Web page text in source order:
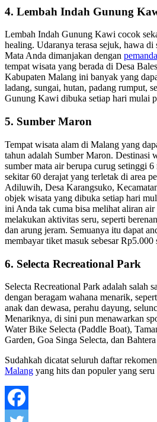
4. Lembah Indah Gunung
Lembah Indah Gunung Kawi cocok
healing. Udaranya terasa sejuk, hawa
Mata Anda dimanjakan dengan
tempat wisata yang berada di Desa
Kabupaten Malang ini banyak yang
ladang, sungai, hutan, padang rumput,
Gunung Kawi dibuka setiap hari mulai
5. Sumber Maron
Tempat wisata alam di Malang yang
tahun adalah Sumber Maron. Destinasi
sumber mata air berupa curug setinggi
sekitar 60 derajat yang terletak di area
Adiluwih, Desa Karangsuko,
objek wisata yang dibuka setiap hari
ini Anda tak cuma bisa melihat aliran air
melakukan aktivitas seru, seperti
dan arung jeram. Semuanya itu dapat
membayar tiket masuk sebesar Rp5.000
6. Selecta Recreational Park
Selecta Recreational Park adalah salah
dengan beragam wahana menarik,
anak dan dewasa, perahu dayung,
Menariknya, di sini pun menawarkan
Water Bike Selecta (Paddle Boat),
Garden, Goa Singa Selecta, dan
Sudahkah dicatat seluruh daftar
Malang yang hits dan populer yang